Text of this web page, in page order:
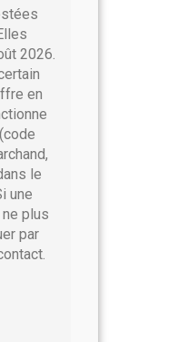
2026.
en
le
une
plus
par